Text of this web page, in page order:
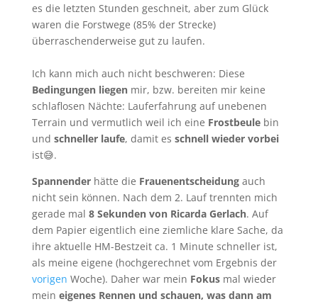
es die letzten Stunden geschneit, aber zum Glück
waren die Forstwege (85% der Strecke)
überraschenderweise gut zu laufen.
Ich kann mich auch nicht beschweren: Diese
Bedingungen liegenmir, bzw. bereiten mir keine
schlaflosen Nächte: Lauferfahrung auf unebenen
Terrain und vermutlich weil ich eine Frostbeule bin
und schneller laufe, damit es schnell wieder vorbei
ist😅.
Spannender hätte die Frauenentscheidung auch
nicht sein können. Nach dem 2. Lauf trennten mich
gerade mal 8 Sekunden von Ricarda Gerlach. Auf
dem Papier eigentlich eine ziemliche klare Sache, da
ihre aktuelle HM-Bestzeit ca. 1 Minute schneller ist,
als meine eigene (hochgerechnet vom Ergebnis der
vorigen Woche). Daher war mein Fokus mal wieder
mein eigenes Rennen und schauen, was dann am